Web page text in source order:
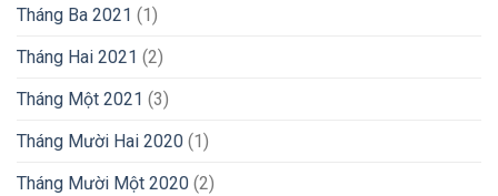
Tháng Ba 2021 (1)
Tháng Hai 2021 (2)
Tháng Một 2021 (3)
Tháng Mười Hai 2020 (1)
Tháng Mười Một 2020 (2)